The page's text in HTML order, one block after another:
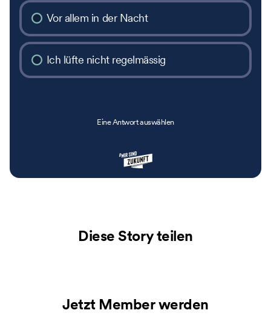
Vor allem in der Nacht
Ich lüfte nicht regelmässig
Eine Antwort auswählen
Diese Story teilen
Jetzt Member werden